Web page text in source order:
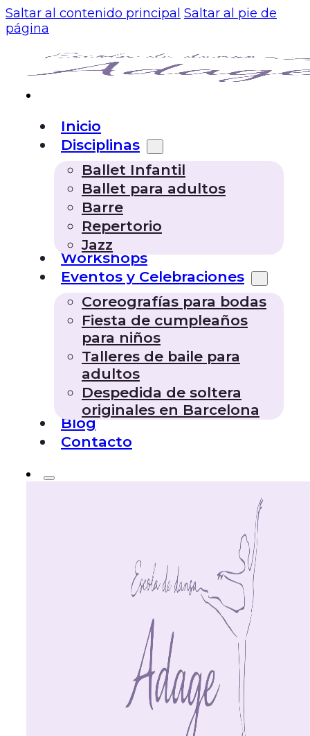
Saltar al contenido principal Saltar al pie de
página
Inicio
Disciplinas
Ballet Infantil
Ballet para adultos
Barre
Repertorio
Jazz
Workshops
Eventos y Celebraciones
Coreografías para bodas
Fiesta de cumpleaños
para niños
Talleres de baile para
adultos
Despedida de soltera
originales en Barcelona
Blog
Contacto